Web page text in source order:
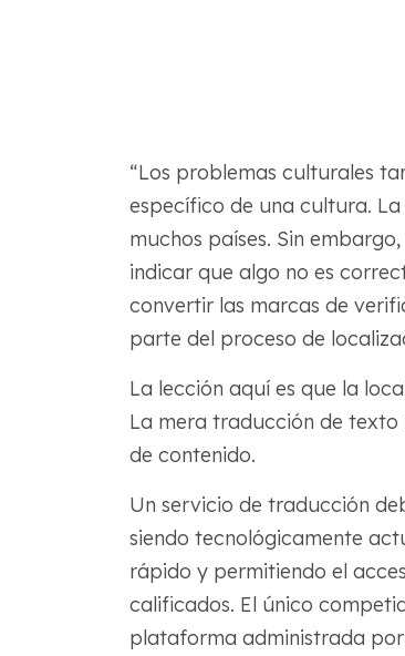
“Los problemas culturales
específico de una cultura.
muchos países. Sin
indicar que algo no es
convertir las marcas de
parte del proceso de
La lección aquí es que la
La mera traducción de
de contenido.
Un servicio de traducción
siendo tecnológicamente
rápido y permitiendo el
calificados. El único
plataforma administrada